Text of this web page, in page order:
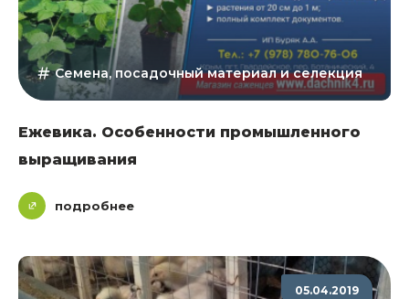
Семена, посадочный материал и селекция
Ежевика. Особенности промышленного
выращивания
подробнее
05.04.2019